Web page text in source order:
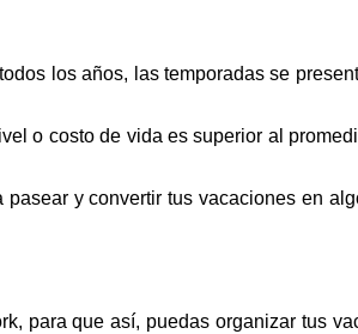
los años, las temporadas se
o costo de vida es superior al
y convertir tus vacaciones en
para que así, puedas organizar tus